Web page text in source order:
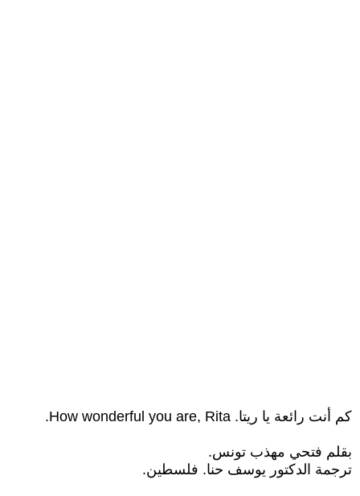
كم أنت رائعة يا ريتا. How wonderful you are, Rita.
بقلم فتحي مهذب تونس.
ترجمة الدكتور يوسف حنا. فلسطين.